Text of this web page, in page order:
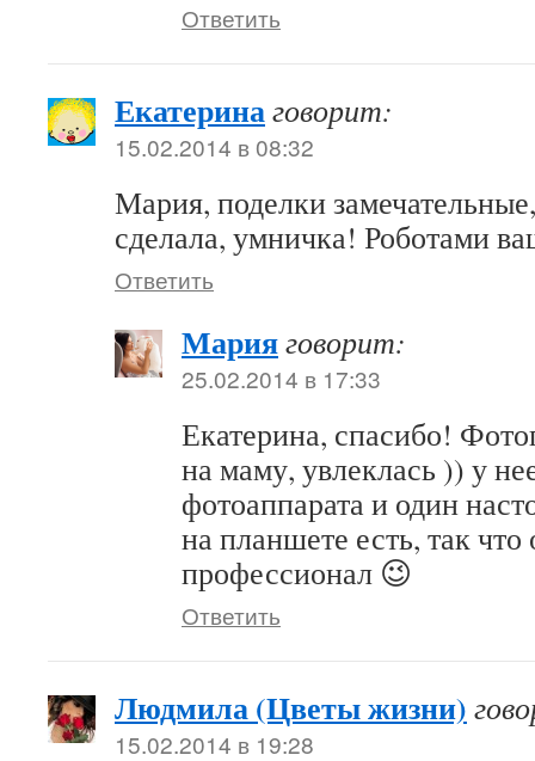
Ответить
Екатеринаговорит:
15.02.2014 в 08:32
Мария, поделки
сделала, умничка! Роботами
Ответить
Марияговорит:
25.02.2014 в 17:33
Екатерина, спасибо!
на маму, увлеклась )) у
фотоаппарата и один
на планшете есть, так
профессионал 😉
Ответить
Людмила (Цветы жизни)
15.02.2014 в 19:28